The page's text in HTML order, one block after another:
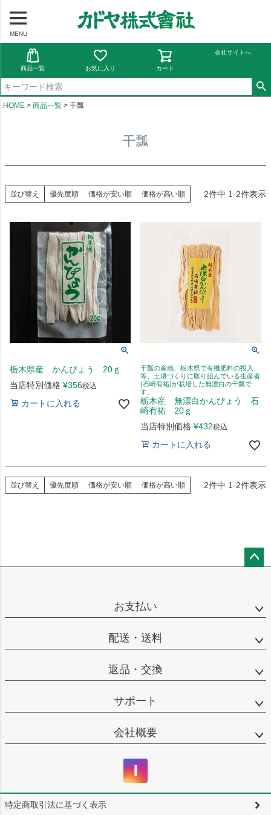
MENU
商品一覧 お気に入り カート
会社サイトへ
HOME 商品一覧 干瓢
干瓢
並び替え 優先度順 価格が安い順 価格が高い順 2件中 1-2件表示
栃木県産 かんぴょう 20ｇ
当店特別価格 ¥356税込
カートに入れる
干瓢の産地、栃木県で有機肥料の投入
等、土壌づくりに取り組んでいる生産者
(石崎有祐)が栽培した無漂白の干瓢で
す。
栃木産 無漂白かんぴょう 石
崎有祐 20ｇ
当店特別価格 ¥432税込
カートに入れる
並び替え 優先度順 価格が安い順 価格が高い順 2件中 1-2件表示
お支払い
配送・送料
返品・交換
サポート
会社概要
特定商取引法に基づく表示